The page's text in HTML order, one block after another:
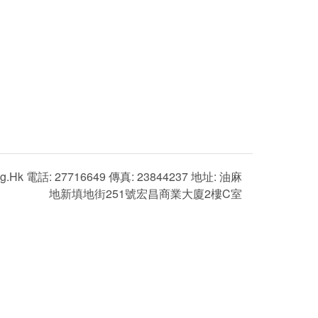
電話: 27716649 傳真: 23844237 地址: 油麻
地新填地街251號宏昌商業大廈2樓C室